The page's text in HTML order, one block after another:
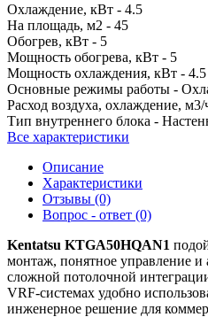
Охлаждение, кВт - 4.5
На площадь, м2 - 45
Обогрев, кВт - 5
Мощность обогрева, кВт - 5
Мощность охлаждения, кВт - 4.5
Основные режимы работы -
Расход воздуха, охлаждение, м3/
Тип внутреннего блока -
Все характеристики
Описание
Характеристики
Отзывы (0)
Вопрос - ответ (0)
Kentatsu KTGA50HQAN1
монтаж, понятное управление
сложной потолочной
VRF-системах удобно
инженерное решение для